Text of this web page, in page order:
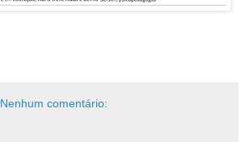
Nenhum comentário: